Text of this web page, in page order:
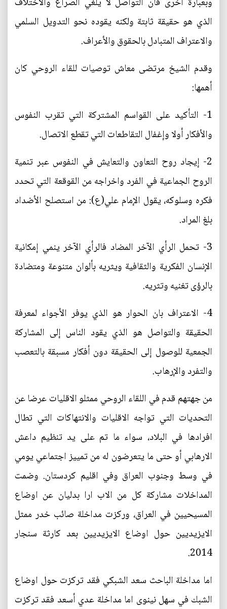
الذي هو حقيقة ثابتة ولكنه يقوده نحو التدويل السلمي
والاعتراف المتبادل بالحقوق والأعراف.
وقدم الشيخ مرتضى معاش توصيات للقاء الروحي كان
أهمها:
1- التأكيد على القواسم المشتركة التي تقرب النفوس
والأفكار أولا وإغفال التقاطعات التي تقطع الاتصال.
2- إيجاد روح التعاون والتعايش في النفوس عبر تنمية
الروح الجماعية في الفرد واخراجه من القوقعة التي تحدد
فكره وسلوكه، يقول الإمام علي(ع): من استصلح الأضداد
بلغ المراد.
3- تحمل الرأي الآخر المضاد فالرأي الآخر ينمي إمكانية
الإنسان الفكرية والثقافية ويثريه بألوان متنوعة ومتضادة
بالرؤى تغنيه وتثريه.
4- الاعتراف بان الحوار هو الذي يوفر الأجواء لمعرفة
الحقيقة والتواصل هو الذي يقود الناس إلى المشاركة
الجمعية للوصول إلى الحقيقة دون أفكار مسبقة بالتعصب
والتفرد والإرهاب.
من جهتهم قدم في اللقاء الروحي ممثلو الاقليات عرضا عن
التحديات التي تواجه الاقليات والانتهاكات التي تطال
افرادها في البلاد، سواء ما تم على يد تنظيم داعش
الارهابي أو حتى ما يتعرضون له من تمييز اجتماعي يومي
في وسط وجنوب العراق وفي اقليم كردستان. وضمت
المداخلات مشاركة كل من الاب ارا بدليان عن اوضاع
المسيحيين في العراق، وركزت مداخلة صائب خدر ممثل
الايزيديين حول اوضاع الايزيديين بعد كارثة سنجار
2014.
اما مداخلة الباحث سعد الشبكي فقد تركزت حول اوضاع
الشبك في سهل نينوى اما مداخلة عدي أسعد فقد تركزت